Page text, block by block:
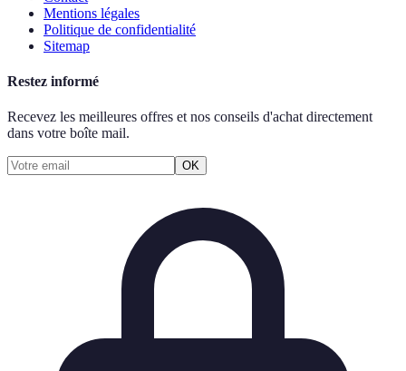
Mentions légales
Politique de confidentialité
Sitemap
Restez informé
Recevez les meilleures offres et nos conseils d'achat directement
dans votre boîte mail.
OK